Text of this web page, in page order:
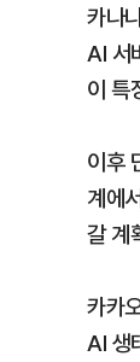
카나
AI 서
이 특
이후
계에
갈 계
카카
AI 생